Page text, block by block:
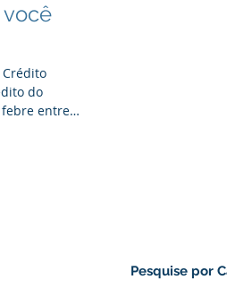
você
Crédito
do
entre
Pesquise por